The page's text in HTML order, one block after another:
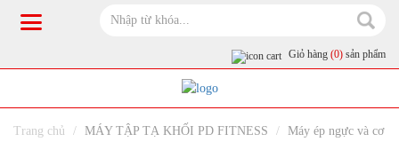
Giỏ hàng (0) sản phẩm
Trang chủ MÁY TẬP TẠ KHỐI PD FITNESS
Máy ép ngực và cơ